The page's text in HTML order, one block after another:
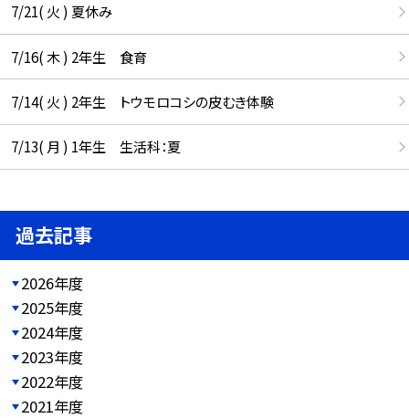
7/21( 火 ) 夏休み
7/16( 木 ) 2年生 食育
7/14( 火 ) 2年生 トウモロコシの皮むき体験
7/13( 月 ) 1年生 生活科：夏
過去記事
2026年度
2025年度
2024年度
2023年度
2022年度
2021年度